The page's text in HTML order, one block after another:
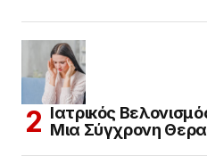
Ιατρικός
Μια Σύγχρονη